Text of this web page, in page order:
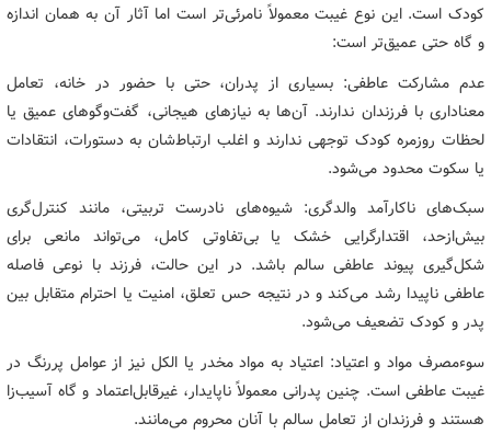
کودک است. این نوع غیبت معمولاً نامرئی‌تر است اما آثار آن به همان اندازه
و گاه حتی عمیق‌تر است:
عدم مشارکت عاطفی: بسیاری از پدران، حتی با حضور در خانه، تعامل
معناداری با فرزندان ندارند. آن‌ها به نیازهای هیجانی، گفت‌وگوهای عمیق یا
لحظات روزمره کودک توجهی ندارند و اغلب ارتباط‌شان به دستورات، انتقادات
یا سکوت محدود می‌شود.
سبک‌های ناکارآمد والدگری: شیوه‌های نادرست تربیتی، مانند کنترل‌گری
بیش‌ازحد، اقتدارگرایی خشک یا بی‌تفاوتی کامل، می‌تواند مانعی برای
شکل‌گیری پیوند عاطفی سالم باشد. در این حالت، فرزند با نوعی فاصله
عاطفی ناپیدا رشد می‌کند و در نتیجه حس تعلق، امنیت یا احترام متقابل بین
پدر و کودک تضعیف می‌شود.
سوءمصرف مواد و اعتیاد: اعتیاد به مواد مخدر یا الکل نیز از عوامل پررنگ در
غیبت عاطفی است. چنین پدرانی معمولاً ناپایدار، غیرقابل‌اعتماد و گاه آسیب‌زا
هستند و فرزندان از تعامل سالم با آنان محروم می‌مانند.